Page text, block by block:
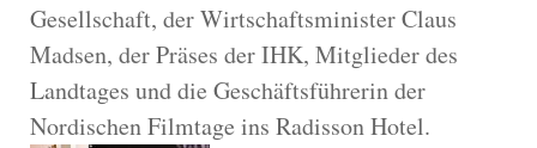
Gesellschaft, der Wirtschaftsminister Claus
Madsen, der Präses der IHK, Mitglieder des
Landtages und die Geschäftsführerin der
Nordischen Filmtage ins Radisson Hotel.